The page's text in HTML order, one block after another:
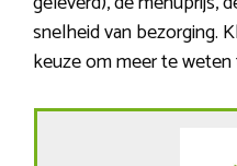
snelheid van bezorging.
keuze om meer te